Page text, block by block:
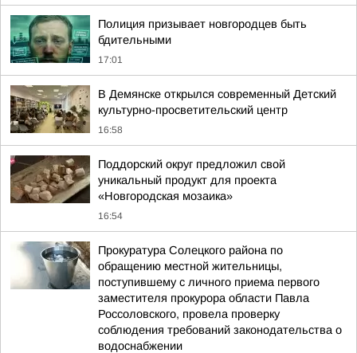
Полиция призывает новгородцев быть
бдительными
17:01
В Демянске открылся современный Детский
культурно-просветительский центр
16:58
Поддорский округ предложил свой
уникальный продукт для проекта
«Новгородская мозаика»
16:54
Прокуратура Солецкого района по
обращению местной жительницы,
поступившему с личного приема первого
заместителя прокурора области Павла
Россоловского, провела проверку
соблюдения требований законодательства о
водоснабжении